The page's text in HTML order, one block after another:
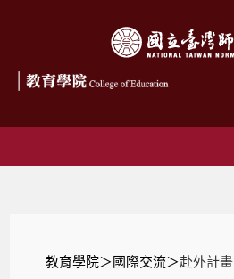
教育學院＞國際交流＞赴外計畫